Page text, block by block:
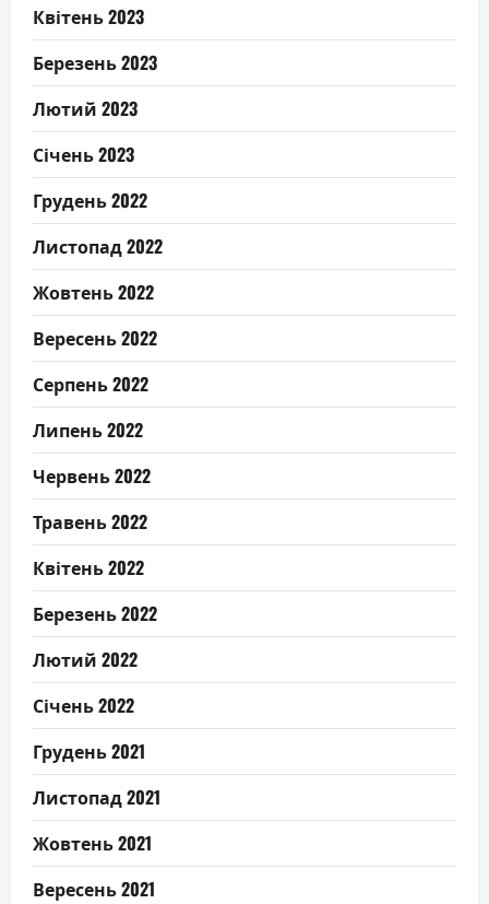
Квітень 2023
Березень 2023
Лютий 2023
Січень 2023
Грудень 2022
Листопад 2022
Жовтень 2022
Вересень 2022
Серпень 2022
Липень 2022
Червень 2022
Травень 2022
Квітень 2022
Березень 2022
Лютий 2022
Січень 2022
Грудень 2021
Листопад 2021
Жовтень 2021
Вересень 2021